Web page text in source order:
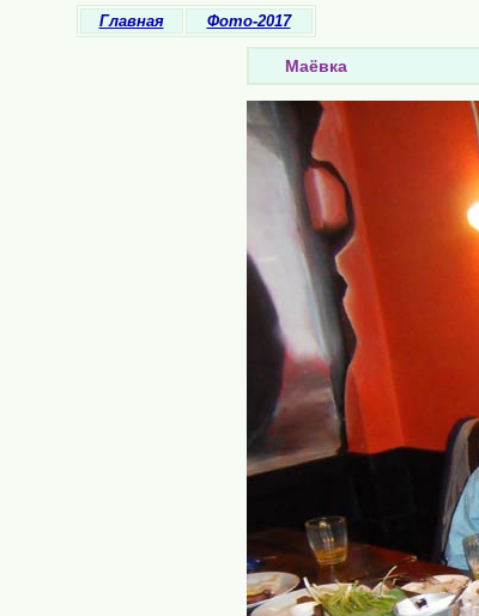
Главная Фото-2017
Маёвка